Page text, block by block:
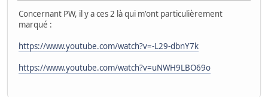
Concernant PW, il y a ces 2 là qui m'ont particulièrement
marqué :
https://www.youtube.com/watch?v=-L29-dbnY7k
https://www.youtube.com/watch?v=uNWH9LBO69o